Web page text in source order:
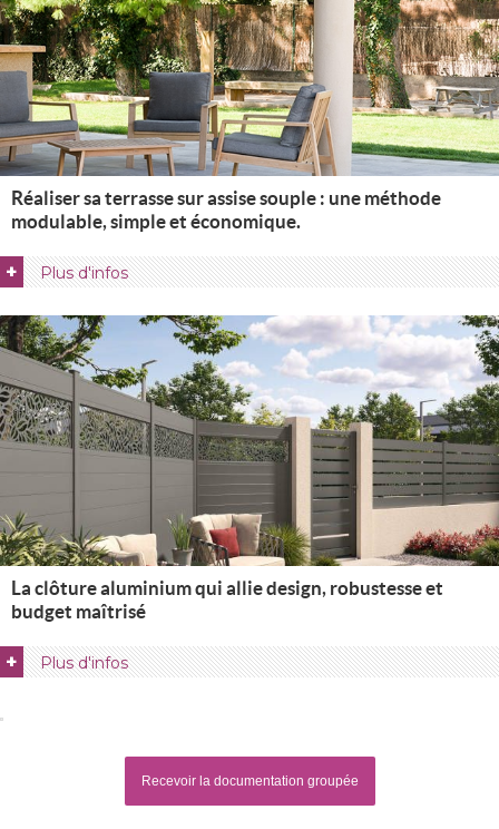
Réaliser sa terrasse sur assise souple : une méthode
modulable, simple et économique.
+ Plus d'infos
La clôture aluminium qui allie design, robustesse et
budget maîtrisé
+ Plus d'infos
Recevoir la documentation groupée